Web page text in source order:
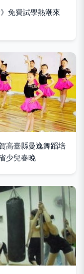
免費試學熱潮來
高臺縣曼逸舞蹈培
少兒春晚